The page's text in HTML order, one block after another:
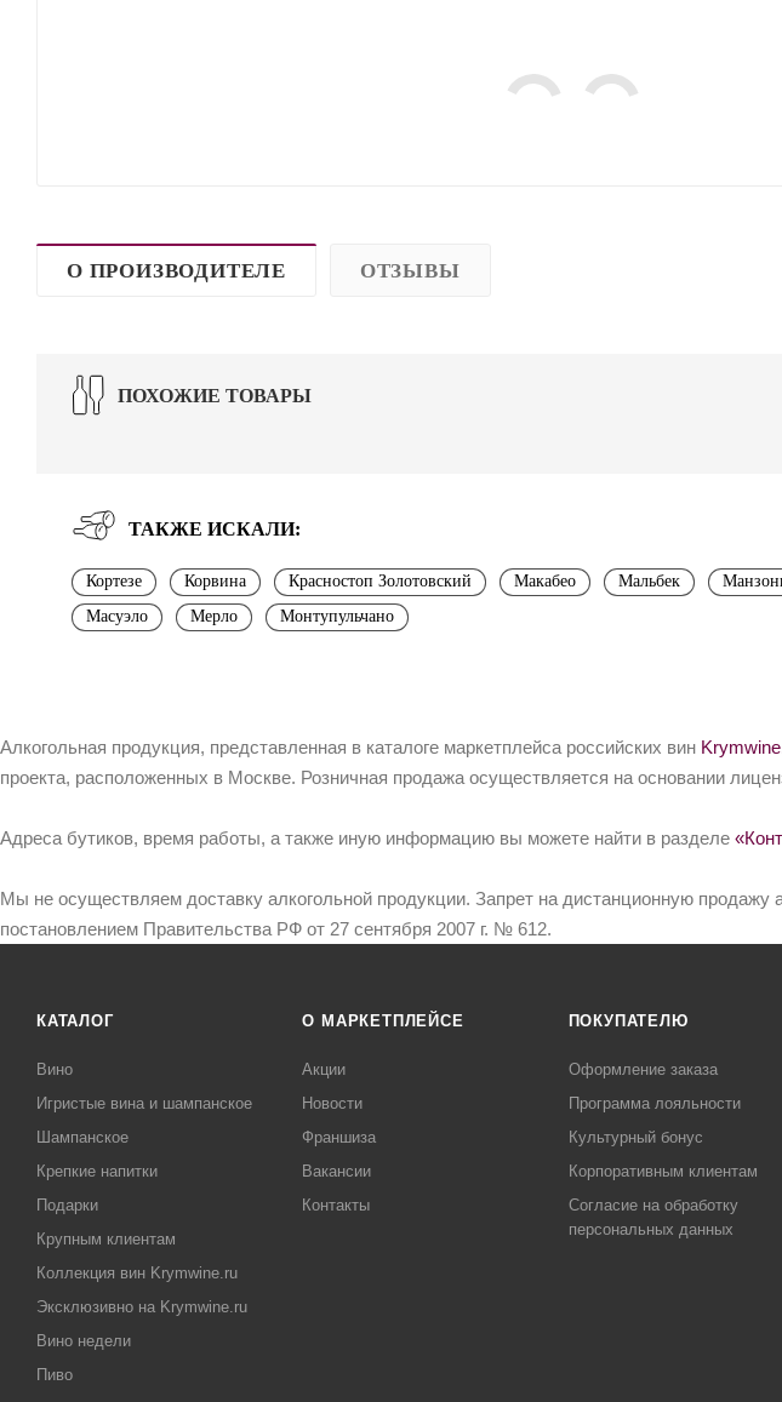
О ПРОИЗВОДИТЕЛЕ ОТЗЫВЫ
ПОХОЖИЕ ТОВАРЫ
ТАКЖЕ ИСКАЛИ:
Кортезе Корвина Красностоп Золотовский Макабео Мальбек
Масуэло
Мерло Монтупульчано
Алкогольная продукция, представленная в каталоге маркетплейса российских вин
проекта, расположенных в Москве. Розничная продажа осуществляется на основании
Адреса бутиков, время работы, а также иную информацию вы можете найти в разделе
Мы не осуществляем доставку алкогольной продукции. Запрет на дистанционную
постановлением Правительства РФ от 27 сентября 2007 г. № 612.
КАТАЛОГ
Вино
Игристые вина и шампанское
Шампанское
Крепкие напитки
Подарки
Крупным клиентам
Коллекция вин Krymwine.ru
Эксклюзивно на Krymwine.ru
Вино недели
Пиво
О МАРКЕТПЛЕЙСЕ
Акции
Новости
Франшиза
Вакансии
Контакты
ПОКУПАТЕЛЮ
Оформление заказа
Программа лояльности
Культурный бонус
Корпоративным клиентам
Согласие на обработку
персональных данных